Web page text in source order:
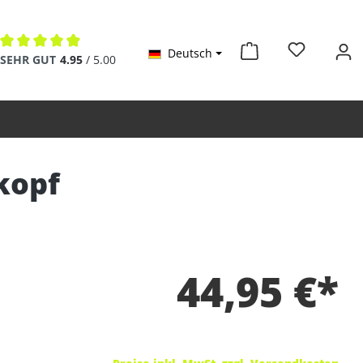
Durchschnittliche Bewertung von 4.9 von 5 Sternen
SEHR GUT 4.95 / 5.00 Deutsch
44,95 €*